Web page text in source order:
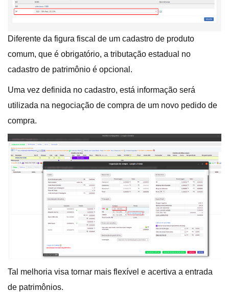
Diferente da figura fiscal de um cadastro de produto
comum, que é obrigatório, a tributação estadual no
cadastro de patrimônio é opcional.
Uma vez definida no cadastro, está informação será
utilizada na negociação de compra de um novo pedido de
compra.
Tal melhoria visa tornar mais flexível e acertiva a entrada
de patrimônios.